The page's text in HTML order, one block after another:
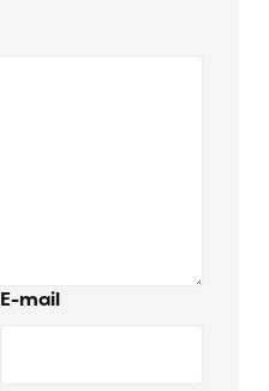
E-mail